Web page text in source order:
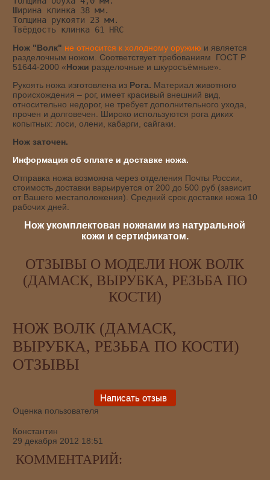
Ширина клинка 38 мм.
Толщина рукояти 23 мм.
Твёрдость клинка 61 HRC
Нож "Волк" не относится к холодному оружию и является
разделочным ножом. Соответствует требованиям ГОСТ Р
51644-2000 «Ножи разделочные и шкуросъёмные».
Рукоять ножа изготовлена из Рога. Материал животного
происхождения – рог, имеет красивый внешний вид,
относительно недорог, не требует дополнительного ухода,
прочен и долговечен. Широко используются рога диких
копытных: лоси, олени, кабарги, сайгаки.
Нож заточен.
Информация об оплате и доставке ножа.
Отправка ножа возможна через отделения Почты России,
стоимость доставки варьируется от 200 до 500 руб (зависит
от Вашего местаположения). Средний срок доставки ножа 10
рабочих дней.
Нож укомплектован ножнами из натуральной
кожи и сертификатом.
ОТЗЫВЫ О МОДЕЛИ НОЖ ВОЛК
(ДАМАСК, ВЫРУБКА, РЕЗЬБА ПО
КОСТИ)
НОЖ ВОЛК (ДАМАСК,
ВЫРУБКА, РЕЗЬБА ПО КОСТИ)
ОТЗЫВЫ
Оценка пользователя
Константин
29 декабря 2012 18:51
КОММЕНТАРИЙ: